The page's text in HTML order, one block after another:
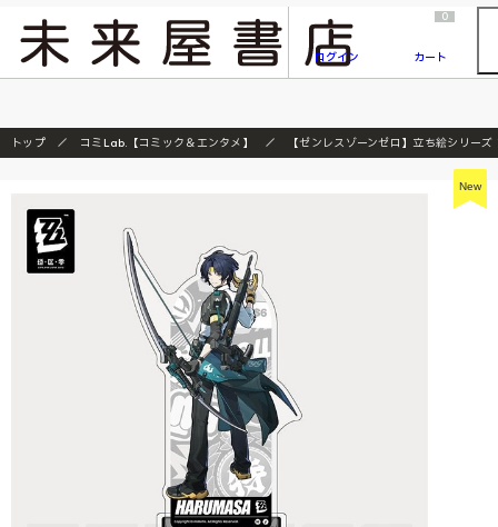
『ONE PIECE magazine 021 ONE PIECEカード付き同梱版』発売延期のご案内
ログイン
0
カート
トップ コミLab.【コミック＆エンタメ】 【ゼンレスゾーンゼロ】立ち絵シリー
New